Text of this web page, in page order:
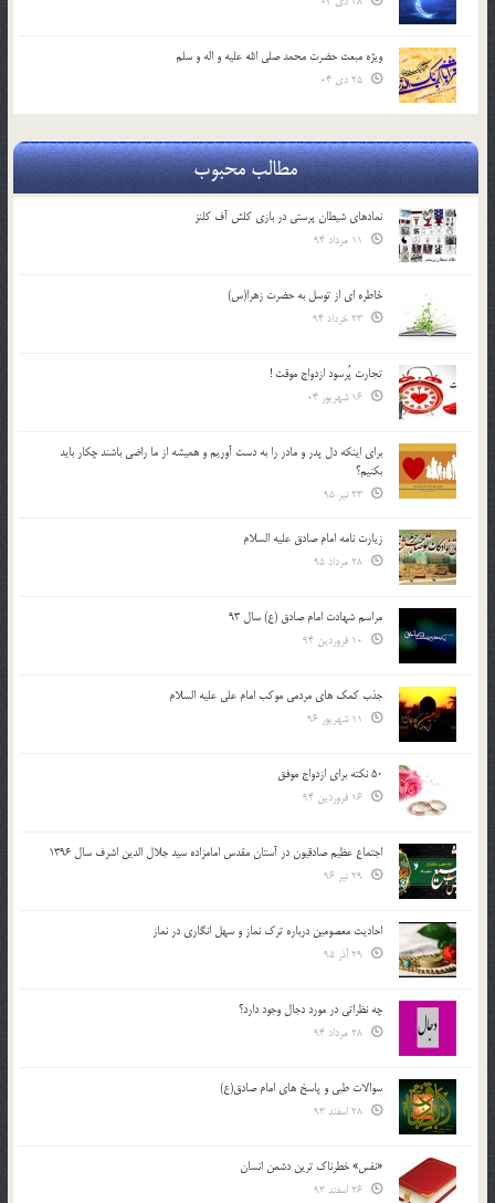
ویژه مبعث حضرت محمد صلی الله علیه و اله و سلم
مطالب محبوب
نمادهای شیطان پرستی در بازی کلش آف کلنز
خاطره ای از توسل به حضرت زهرا(س)
تجارت پُرسود ازدواج موقت !
براي اينكه دل پدر و مادر را به دست آوريم و هميشه از ما راضي باشند چكار بايد
بكنيم؟
زیارت نامه امام صادق علیه السلام
مراسم شهادت امام صادق (ع) سال 93
جذب کمک های مردمی موکب امام علی علیه السلام
50 نکته برای ازدواج موفق
اجتماع عظیم صادقیون در آستان مقدس امامزاده سید جلال الدین اشرف سال 1396
احادیث معصومین درباره ترک نماز و سهل انگاری در نماز
چه نظراتی در مورد دجال وجود دارد؟
سوالات طبی و پاسخ های امام صادق(ع)
«نفس» خطرناک ترین دشمن انسان